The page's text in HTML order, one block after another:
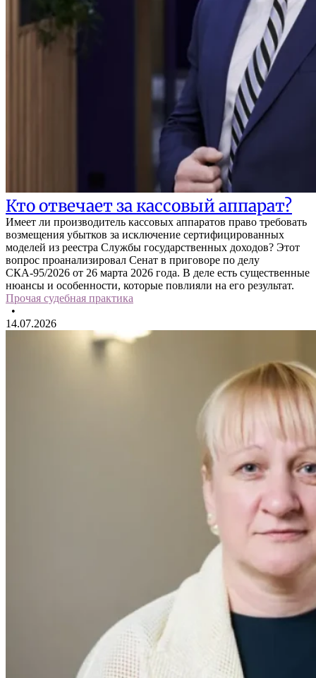
Кто отвечает за кассовый аппарат?
Имеет ли производитель кассовых аппаратов право требовать
возмещения убытков за исключение сертифицированных
моделей из реестра Службы государственных доходов? Этот
вопрос проанализировал Сенат в приговоре по делу
СКА-95/2026 от 26 марта 2026 года. В деле есть существенные
нюансы и особенности, которые повлияли на его результат.
Прочая судебная практика
•
14.07.2026